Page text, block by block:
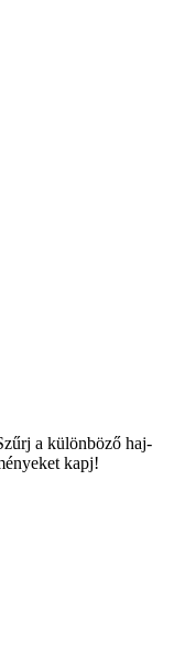
a különböző haj-
kapj!